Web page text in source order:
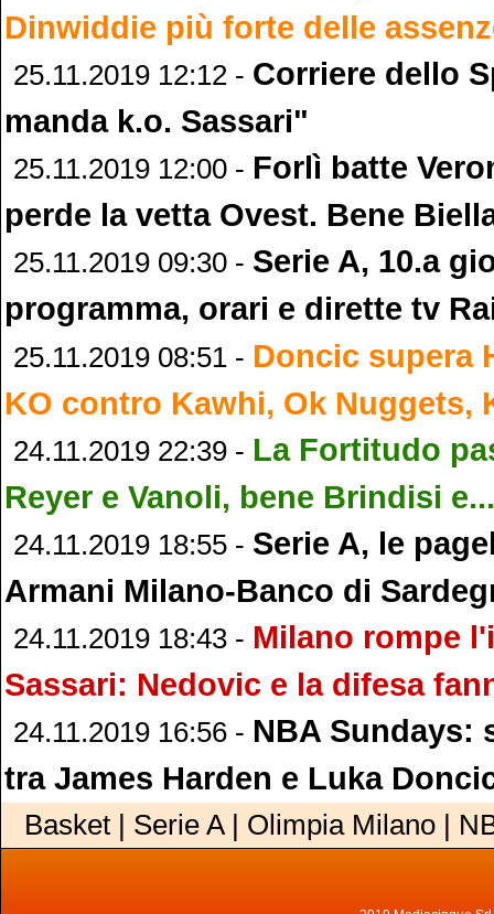
Dinwiddie più forte delle
25.11.2019 12:12 - Corriere dello
manda k.o. Sassari"
25.11.2019 12:00 - Forlì batte
perde la vetta Ovest. Bene
25.11.2019 09:30 - Serie A, 10.a
programma, orari e dirette tv
25.11.2019 08:51 - Doncic supera
KO contro Kawhi, Ok Nuggets,
24.11.2019 22:39 - La Fortitudo
Reyer e Vanoli, bene Brindisi e...
24.11.2019 18:55 - Serie A, le
Armani Milano-Banco di
24.11.2019 18:43 - Milano rompe
Sassari: Nedovic e la difesa
24.11.2019 16:56 - NBA Sundays:
tra James Harden e Luka
Basket | Serie A | Olimpia Milano |